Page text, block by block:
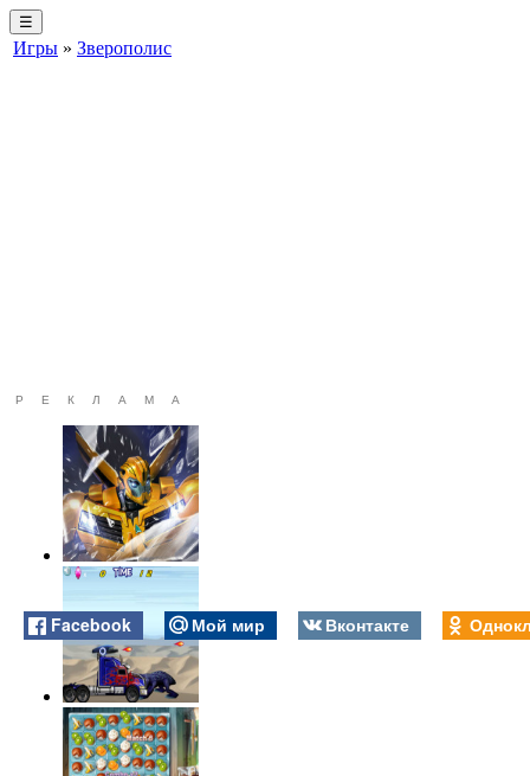
☰
Игры » Зверополис
РЕКЛАМА
Facebook Мой мир Вконтакте